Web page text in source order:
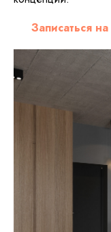
Записаться